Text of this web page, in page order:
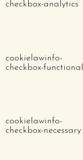
checkbox-analytics
cookielawinfo-
checkbox-functional
cookielawinfo-
checkbox-necessary